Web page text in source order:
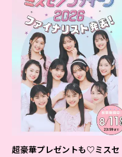
超豪華プレゼントも♡ミスセ